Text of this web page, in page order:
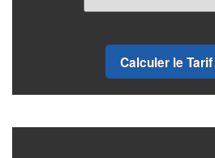
Calculer le Tarif